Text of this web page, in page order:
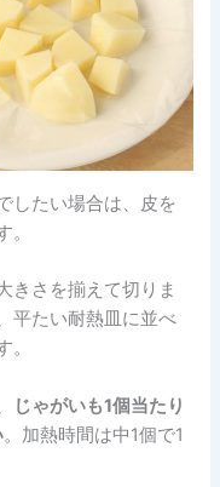
したい場合は、皮を
。
きさを揃えて切りま
平たい耐熱皿に並べ
。
じゃがいも1個当たり
。加熱時間は中1個で1